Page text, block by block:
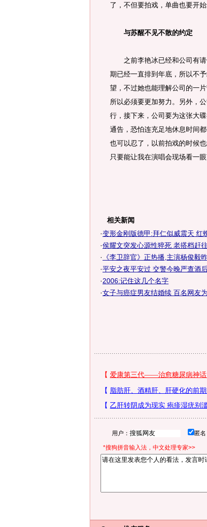
了，不但要拍戏，单曲也要开
与苏醒不见不散的约定
之前李艳冰已经和公司有请
期已经一直排到年底，所以不
望，不过她也能理解公司的一
所以必须要更加努力。另外，
行，接下来，公司要为这张大
通告，恐怕连充足地休息时间
也可以忍了，以前拍戏的时候
只要能让我在演唱会现场看一
相关新闻
·变形金刚版德甲:拜仁似威震天 红
·侯耀文突发心源性猝死 老搭档赶往
· 《李卫辞官》正热播,主演杨俊毅
·平安之夜平安过 交警今晚严查酒
·2006:记住这几个名字
·女子与癌症男友结婚续 百名网友
用户： 匿
*搜狗拼音输入法，中文处理专家>>